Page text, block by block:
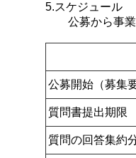
5.スケジュール
公募から事業
公募開始（募集
質問書提出期限
質問の回答集約